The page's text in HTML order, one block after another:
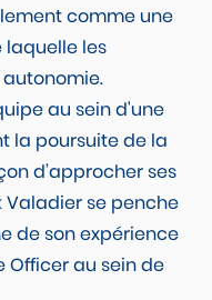
comme une
laquelle les
au sein d'une
la poursuite de la
d’approcher ses
Valadier se penche
de son expérience
Officer au sein de